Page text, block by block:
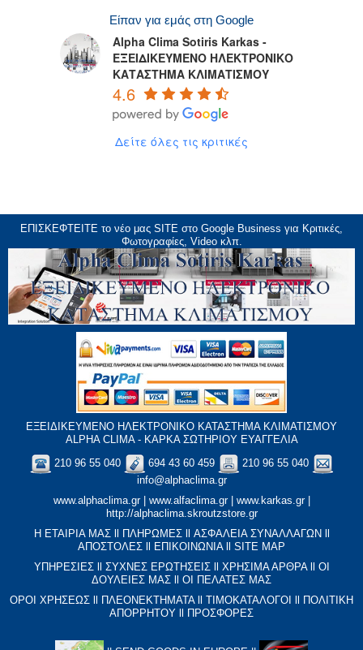
Είπαν για εμάς στη Google
Alpha Clima Sotiris Karkas -
ΕΞΕΙΔΙΚΕΥΜΕΝΟ ΗΛΕΚΤΡΟΝΙΚΟ
ΚΑΤΑΣΤΗΜΑ ΚΛΙΜΑΤΙΣΜΟΥ
4.6
Δείτε όλες τις κριτικές
ΕΠΙΣΚΕΦΤΕΙΤΕ το νέο μας SITE στο Google Business για Κριτικές,
Φωτογραφίες, Video κλπ.
ΕΞΕΙΔΙΚΕΥΜΕΝΟ ΗΛΕΚΤΡΟΝΙΚΟ ΚΑΤΑΣΤΗΜΑ ΚΛΙΜΑΤΙΣΜΟΥ
ALPHA CLIMA - ΚΑΡΚΑ ΣΩΤΗΡΙΟΥ ΕΥΑΓΓΕΛΙΑ
210 96 55 040
694 43 60 459
210 96 55 040
info@alphaclima.gr
www.alphaclima.gr| www.alfaclima.gr| www.karkas.gr|
http://alphaclima.skroutzstore.gr
Η ΕΤΑΙΡΙΑ ΜΑΣ
ΠΛΗΡΩΜΕΣ ΑΣΦΑΛΕΙΑ ΣΥΝΑΛΛΑΓΩΝ
ΑΠΟΣΤΟΛΕΣ
ΕΠΙΚΟΙΝΩΝΙΑ
SITE MAP
ΥΠΗΡΕΣΙΕΣll ΣΥΧΝΕΣ ΕΡΩΤΗΣΕΙΣll XΡΗΣΙΜΑ ΑΡΘΡΑll ΟΙ
ΔΟΥΛΕΙΕΣ ΜΑΣ
ΟΙ ΠΕΛΑΤΕΣ ΜΑΣ
ΟΡΟΙ ΧΡΗΣΕΩΣ
ΠΛΕΟΝΕΚΤΗΜΑΤΑll ΤΙΜΟΚΑΤΑΛΟΓΟΙ
ΠΟΛΙΤΙΚΗ
ΑΠΟΡΡΗΤΟΥ
ΠΡΟΣΦΟΡΕΣ